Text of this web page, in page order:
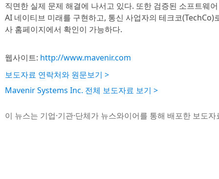
직면한 실제 문제 해결에 나서고 있다. 또한 검증된 소프트웨
AI 네이티브 미래를 구현하고, 통신 사업자의 테크코
사 홈페이지에서 확인이 가능하다.
웹사이트: http://www.mavenir.com
보도자료 연락처와 원문보기 >
Mavenir Systems Inc. 전체 보도자료 보기 >
이 뉴스는 기업·기관·단체가 뉴스와이어를 통해 배포한 보도